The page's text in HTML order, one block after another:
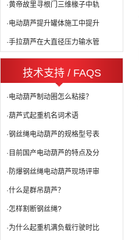
·黄帝故里寻根门三维椽子中轨
·电动葫芦提升罐体施工中提升
·手拉葫芦在大直径压力输水管
技术支持 / FAQS
·电动葫芦制动圈怎么粘接？
·葫芦式起重机名词术语
·钢丝绳电动葫芦的规格型号表
·目前国产电动葫芦的特点及分
·防爆钢丝绳电动葫芦现场评审
·什么是群吊葫芦？
·怎样割断钢丝绳?
·为什么起重机满负载行驶时比